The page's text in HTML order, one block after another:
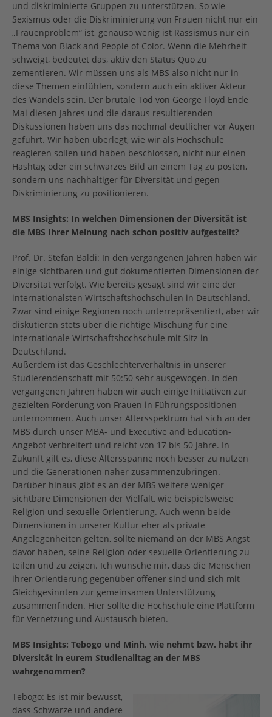
und diskriminierte Gruppen zu unterstützen. So wie
Sexismus oder die Diskriminierung von Frauen nicht nur ein
„Frauenproblem“ ist, genauso wenig ist Rassismus nur ein
Thema von Black and People of Color. Wenn die Mehrheit
schweigt, bedeutet das, aktiv den Status Quo zu
zementieren. Wir müssen uns als MBS also nicht nur in
diese Themen einfühlen, sondern auch ein aktiver Akteur
des Wandels sein. Der brutale Tod von George Floyd Ende
Mai diesen Jahres und die daraus resultierenden
Diskussionen haben uns das nochmal deutlicher vor Augen
geführt. Wir haben überlegt, wie wir als Hochschule
reagieren sollen und haben beschlossen, nicht nur einen
Hashtag oder ein schwarzes Bild an einem Tag zu posten,
sondern uns nachhaltiger für Diversität und gegen
Diskriminierung zu positionieren.
MBS Insights: In welchen Dimensionen der Diversität ist
die MBS Ihrer Meinung nach schon positiv aufgestellt?
Prof. Dr. Stefan Baldi: In den vergangenen Jahren haben wir
einige sichtbaren und gut dokumentierten Dimensionen der
Diversität verfolgt. Wie bereits gesagt sind wir eine der
internationalsten Wirtschaftshochschulen in Deutschland.
Zwar sind einige Regionen noch unterrepräsentiert, aber wir
diskutieren stets über die richtige Mischung für eine
internationale Wirtschaftshochschule mit Sitz in
Deutschland.
Außerdem ist das Geschlechterverhältnis in unserer
Studierendenschaft mit 50:50 sehr ausgewogen. In den
vergangenen Jahren haben wir auch einige Initiativen zur
gezielten Förderung von Frauen in Führungspositionen
unternommen. Auch unser Altersspektrum hat sich an der
MBS durch unser MBA- und Executive and Education-
Angebot verbreitert und reicht von 17 bis 50 Jahre. In
Zukunft gilt es, diese Altersspanne noch besser zu nutzen
und die Generationen näher zusammenzubringen.
Darüber hinaus gibt es an der MBS weitere weniger
sichtbare Dimensionen der Vielfalt, wie beispielsweise
Religion und sexuelle Orientierung. Auch wenn beide
Dimensionen in unserer Kultur eher als private
Angelegenheiten gelten, sollte niemand an der MBS Angst
davor haben, seine Religion oder sexuelle Orientierung zu
teilen und zu zeigen. Ich wünsche mir, dass die Menschen
ihrer Orientierung gegenüber offener sind und sich mit
Gleichgesinnten zur gemeinsamen Unterstützung
zusammenfinden. Hier sollte die Hochschule eine Plattform
für Vernetzung und Austausch bieten.
MBS Insights: Tebogo und Minh, wie nehmt bzw. habt ihr
Diversität in eurem Studienalltag an der MBS
wahrgenommen?
Tebogo: Es ist mir bewusst,
dass Schwarze und andere